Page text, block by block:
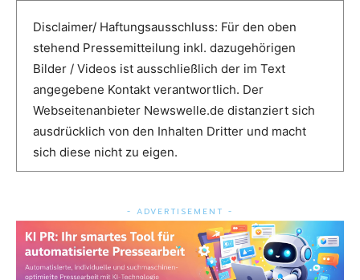
Disclaimer/ Haftungsausschluss: Für den oben
stehend Pressemitteilung inkl. dazugehörigen
Bilder / Videos ist ausschließlich der im Text
angegebene Kontakt verantwortlich. Der
Webseitenanbieter Newswelle.de distanziert sich
ausdrücklich von den Inhalten Dritter und macht
sich diese nicht zu eigen.
- ADVERTISEMENT -